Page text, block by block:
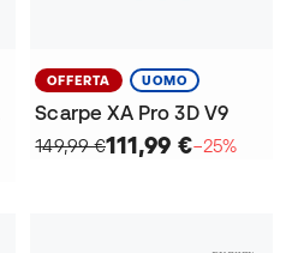
OFFERTA UOMO
Scarpe XA Pro 3D V9
149,99 €111,99 €−25%